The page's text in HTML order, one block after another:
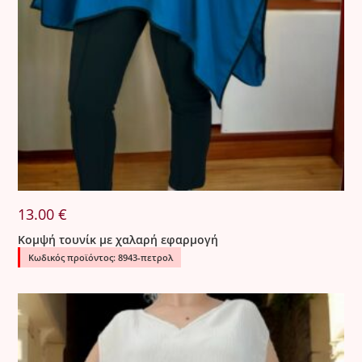
13.00€
Κομψή τουνίκ με χαλαρή εφαρμογή
Κωδικός προϊόντος: 8943-πετρολ